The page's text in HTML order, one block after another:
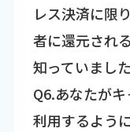
レス決済に限
者に還元され
知っていました
Q6.あなたが
利用するよう